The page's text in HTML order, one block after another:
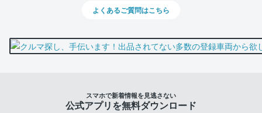
よくあるご質問はこちら
スマホで新着情報を見逃さない
公式アプリを無料ダウンロード